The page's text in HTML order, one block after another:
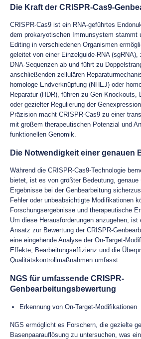
Die Kraft der CRISPR-Cas9-
CRISPR-Cas9 ist ein RNA-geführtes
dem prokaryotischen Immunsystem stammt
Editing in verschiedenen Organismen
geleitet von einer Einzelguide-RNA
DNA-Sequenzen ab und führt zu
anschließenden zellulären
homologe Endverknüpfung (NHEJ) oder
Reparatur (HDR), führen zu Gen-Knockouts,
oder gezielter Regulierung der
Präzision macht CRISPR-Cas9 zu einer
mit großem therapeutischen Potenzial und
funktionellen Genomik.
Die Notwendigkeit einer genauen
Während die CRISPR-Cas9-Technologie
bietet, ist es von größter Bedeutung,
Ergebnisse bei der Genbearbeitung
Fehler oder unbeabsichtigte Modifikationen
Forschungsergebnisse und therapeutische
Um diese Herausforderungen anzugehen,
Ansatz zur Bewertung der CRISPR-
eine eingehende Analyse der On-Target-
Effekte, Bearbeitungseffizienz und die
Qualitätskontrollmaßnahmen umfasst.
NGS für umfassende CRISPR-
Genbearbeitungsbewertung
Erkennung von On-Target-Modifikationen
NGS ermöglicht es Forschern, die gezielte
Basenpaarauflösung zu untersuchen, was